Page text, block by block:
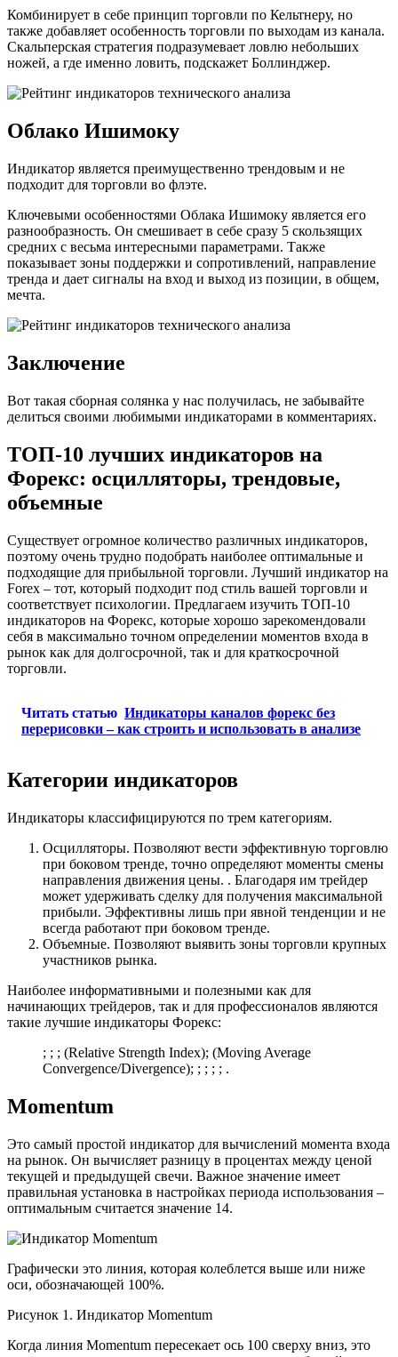
Комбинирует в себе принцип торговли по Кельтнеру, но
также добавляет особенность торговли по выходам из канала.
Скальперская стратегия подразумевает ловлю небольших
ножей, а где именно ловить, подскажет Боллинджер.
Облако Ишимоку
Индикатор является преимущественно трендовым и не
подходит для торговли во флэте.
Ключевыми особенностями Облака Ишимоку является его
разнообразность. Он смешивает в себе сразу 5 скользящих
средних с весьма интересными параметрами. Также
показывает зоны поддержки и сопротивлений, направление
тренда и дает сигналы на вход и выход из позиции, в общем,
мечта.
Заключение
Вот такая сборная солянка у нас получилась, не забывайте
делиться своими любимыми индикаторами в комментариях.
ТОП-10 лучших индикаторов на
Форекс: осцилляторы, трендовые,
объемные
Существует огромное количество различных индикаторов,
поэтому очень трудно подобрать наиболее оптимальные и
подходящие для прибыльной торговли. Лучший индикатор на
Forex – тот, который подходит под стиль вашей торговли и
соответствует психологии. Предлагаем изучить ТОП-10
индикаторов на Форекс, которые хорошо зарекомендовали
себя в максимально точном определении моментов входа в
рынок как для долгосрочной, так и для краткосрочной
торговли.
Читать статью Индикаторы каналов форекс без
перерисовки – как строить и использовать в анализе
Категории индикаторов
Индикаторы классифицируются по трем категориям.
Осцилляторы. Позволяют вести эффективную торговлю
при боковом тренде, точно определяют моменты смены
направления движения цены. . Благодаря им трейдер
может удерживать сделку для получения максимальной
прибыли. Эффективны лишь при явной тенденции и не
всегда работают при боковом тренде.
Объемные. Позволяют выявить зоны торговли крупных
участников рынка.
Наиболее информативными и полезными как для
начинающих трейдеров, так и для профессионалов являются
такие лучшие индикаторы Форекс:
; ; ; (Relative Strength Index); (Moving Average
Convergence/Divergence); ; ; ; ; .
Momentum
Это самый простой индикатор для вычислений момента входа
на рынок. Он вычисляет разницу в процентах между ценой
текущей и предыдущей свечи. Важное значение имеет
правильная установка в настройках периода использования –
оптимальным считается значение 14.
Графически это линия, которая колеблется выше или ниже
оси, обозначающей 100%.
Рисунок 1. Индикатор Momentum
Когда линия Momentum пересекает ось 100 сверху вниз, это